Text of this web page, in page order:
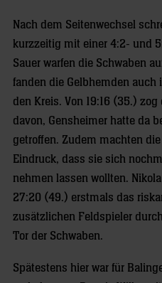
Nach dem Seitenwechsel
kurzzeitig mit einer 4:2- und
Sauer warfen die Schwaben
fanden die Gelbhemden auch
den Kreis. Von 19:16 (35.)
davon, Gensheimer hatte da
getroffen. Zudem machten
Eindruck, dass sie sich
nehmen lassen wollten.
27:20 (49.) erstmals das
zusätzlichen Feldspieler
Tor der Schwaben.
Spätestens hier war für